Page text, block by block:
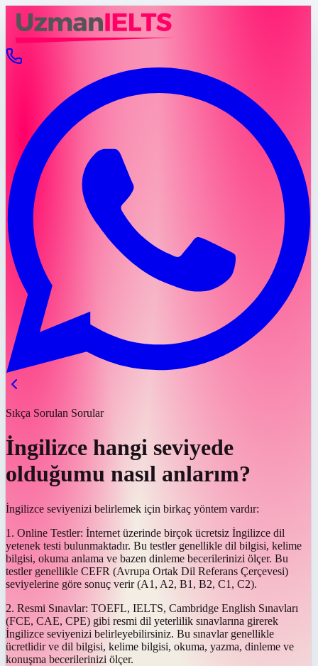
Sıkça Sorulan Sorular
İngilizce hangi seviyede
olduğumu nasıl anlarım?
İngilizce seviyenizi belirlemek için birkaç yöntem vardır:
1. Online Testler: İnternet üzerinde birçok ücretsiz İngilizce dil
yetenek testi bulunmaktadır. Bu testler genellikle dil bilgisi, kelime
bilgisi, okuma anlama ve bazen dinleme becerilerinizi ölçer. Bu
testler genellikle CEFR (Avrupa Ortak Dil Referans Çerçevesi)
seviyelerine göre sonuç verir (A1, A2, B1, B2, C1, C2).
2. Resmi Sınavlar: TOEFL, IELTS, Cambridge English Sınavları
(FCE, CAE, CPE) gibi resmi dil yeterlilik sınavlarına girerek
İngilizce seviyenizi belirleyebilirsiniz. Bu sınavlar genellikle
ücretlidir ve dil bilgisi, kelime bilgisi, okuma, yazma, dinleme ve
konuşma becerilerinizi ölçer.